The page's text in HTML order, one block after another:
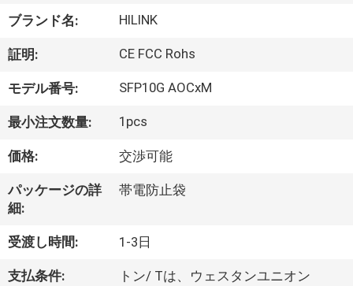
わ
た
し
た
ち
つ
い
て
ブランド名: HILINK
証明: CE FCC Rohs
モデル番号: SFP10G AOCxM
最小注文数量: 1pcs
価格: 交渉可能
パッケージの詳
細:
帯電防止袋
受渡し時間: 1-3日
支払条件: トン/ Tは、ウェスタンユニオン